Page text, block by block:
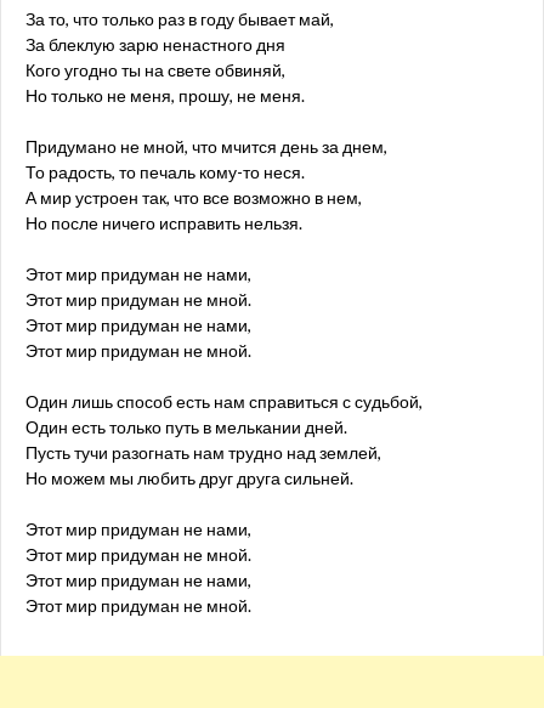
За то, что только раз в году бывает май,
За блеклую зарю ненастного дня
Кого угодно ты на свете обвиняй,
Но только не меня, прошу, не меня.
Придумано не мной, что мчится день за днем,
То радость, то печаль кому-то неся.
А мир устроен так, что все возможно в нем,
Но после ничего исправить нельзя.
Этот мир придуман не нами,
Этот мир придуман не мной.
Этот мир придуман не нами,
Этот мир придуман не мной.
Один лишь способ есть нам справиться с судьбой,
Один есть только путь в мелькании дней.
Пусть тучи разогнать нам трудно над землей,
Но можем мы любить друг друга сильней.
Этот мир придуман не нами,
Этот мир придуман не мной.
Этот мир придуман не нами,
Этот мир придуман не мной.